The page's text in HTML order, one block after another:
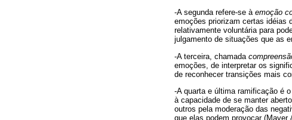
-A segunda refere-se à emoção
emoções priorizam certas idéias
relativamente voluntária para
julgamento de situações que as
-A terceira, chamada
emoções, de interpretar os
de reconhecer transições mais
-A quarta e última ramificação é o
à capacidade de se manter
outros pela moderação das
que elas podem provocar (Mayer